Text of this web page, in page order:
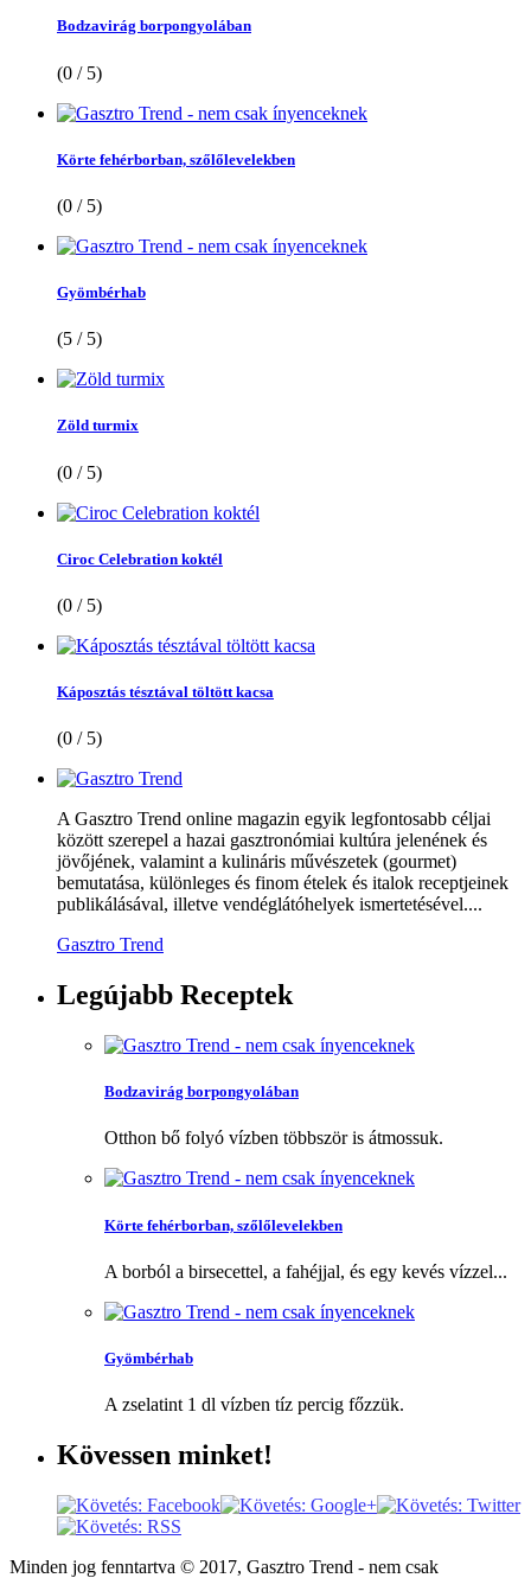
Bodzavirág borpongyolában
(0 / 5)
Körte fehérborban, szőlőlevelekben
(0 / 5)
Gyömbérhab
(5 / 5)
Zöld turmix
(0 / 5)
Ciroc Celebration koktél
(0 / 5)
Káposztás tésztával töltött kacsa
(0 / 5)
A Gasztro Trend online magazin egyik legfontosabb céljai
között szerepel a hazai gasztronómiai kultúra jelenének és
jövőjének, valamint a kulináris művészetek (gourmet)
bemutatása, különleges és finom ételek és italok receptjeinek
publikálásával, illetve vendéglátóhelyek ismertetésével....
Gasztro Trend
Legújabb Receptek
Bodzavirág borpongyolában
Otthon bő folyó vízben többször is átmossuk.
Körte fehérborban, szőlőlevelekben
A borból a birsecettel, a fahéjjal, és egy kevés vízzel...
Gyömbérhab
A zselatint 1 dl vízben tíz percig főzzük.
Kövessen minket!
Minden jog fenntartva © 2017, Gasztro Trend - nem csak